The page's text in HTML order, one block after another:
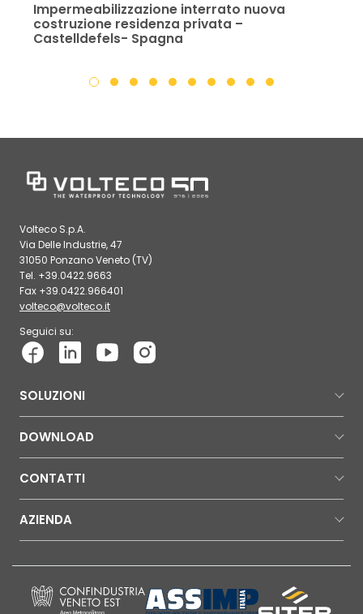
Impermeabilizzazione interrato nuova
costruzione residenza privata –
Castelldefels- Spagna
Volteco S.p.A.
Via Delle Industrie, 47
31050 Ponzano Veneto (TV)
Tel. +39.0422.9663
Fax +39.0422.966401
volteco@volteco.it
Seguici su:
SOLUZIONI
DOWNLOAD
CONTATTI
AZIENDA